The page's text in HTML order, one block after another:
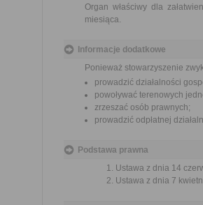
Organ właściwy dla
miesiąca.
Informacje dodatkowe
Ponieważ stowarzyszenie
prowadzić działalności
powoływać terenowych
zrzeszać osób prawnych;
prowadzić odpłatnej
Podstawa prawna
Ustawa z dnia 14
Ustawa z dnia 7